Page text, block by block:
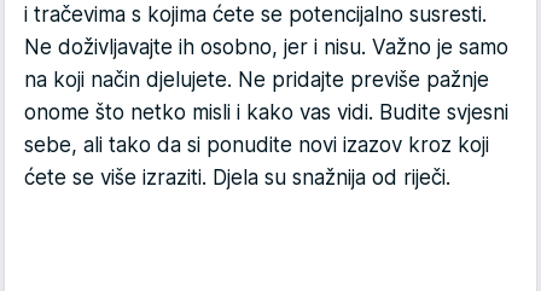
i tračevima s kojima ćete se potencijalno susresti.
Ne doživljavajte ih osobno, jer i nisu. Važno je samo
na koji način djelujete. Ne pridajte previše pažnje
onome što netko misli i kako vas vidi. Budite svjesni
sebe, ali tako da si ponudite novi izazov kroz koji
ćete se više izraziti. Djela su snažnija od riječi.